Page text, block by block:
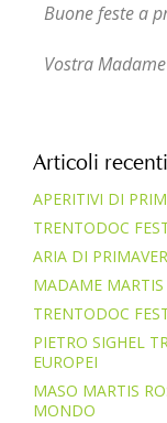
Buone feste a
Vostra
Articoli recenti
APERITIVI DI
TRENTODOC
ARIA DI
MADAME MARTIS
TRENTODOC
PIETRO SIGHEL
EUROPEI
MASO MARTIS
MONDO